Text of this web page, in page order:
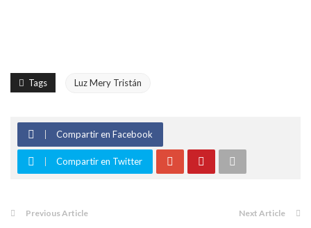
Tags Luz Mery Tristán
Compartir en Facebook
Compartir en Twitter
Previous Article Next Article